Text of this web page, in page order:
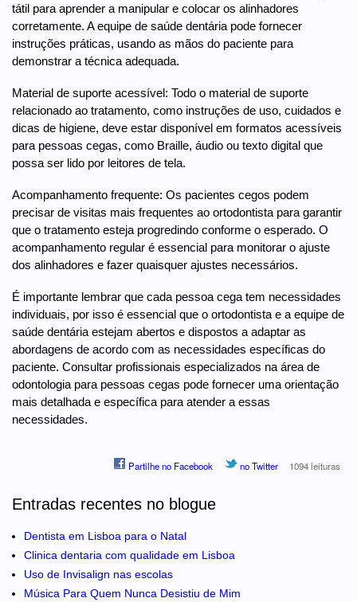
tátil para aprender a manipular e colocar os alinhadores
corretamente. A equipe de saúde dentária pode fornecer
instruções práticas, usando as mãos do paciente para
demonstrar a técnica adequada.
Material de suporte acessível: Todo o material de suporte
relacionado ao tratamento, como instruções de uso, cuidados e
dicas de higiene, deve estar disponível em formatos acessíveis
para pessoas cegas, como Braille, áudio ou texto digital que
possa ser lido por leitores de tela.
Acompanhamento frequente: Os pacientes cegos podem
precisar de visitas mais frequentes ao ortodontista para garantir
que o tratamento esteja progredindo conforme o esperado. O
acompanhamento regular é essencial para monitorar o ajuste
dos alinhadores e fazer quaisquer ajustes necessários.
É importante lembrar que cada pessoa cega tem necessidades
individuais, por isso é essencial que o ortodontista e a equipe de
saúde dentária estejam abertos e dispostos a adaptar as
abordagens de acordo com as necessidades específicas do
paciente. Consultar profissionais especializados na área de
odontologia para pessoas cegas pode fornecer uma orientação
mais detalhada e específica para atender a essas
necessidades.
Partilhe no Facebook no Twitter 1094 leituras
Entradas recentes no blogue
Dentista em Lisboa para o Natal
Clinica dentaria com qualidade em Lisboa
Uso de Invisalign nas escolas
Música Para Quem Nunca Desistiu de Mim